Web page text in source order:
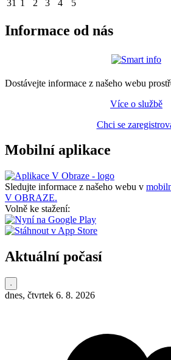
31 1 2 3 4 5
Informace od nás
Dostávejte informace z našeho webu
Více o službě
Chci se
Mobilní aplikace
Sledujte informace z našeho webu v
V OBRAZE.
Volně ke stažení:
Aktuální počasí
dnes, čtvrtek 6. 8. 2026